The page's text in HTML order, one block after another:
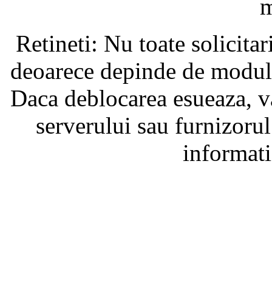
Retineti: Nu toate
deoarece depinde de
Daca deblocarea
serverului sau